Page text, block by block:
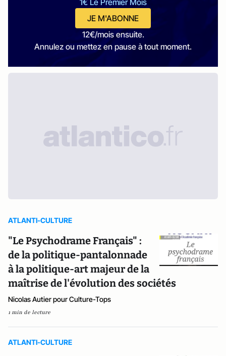
1€ Le Premier Mois
JE M'ABONNE
12€/mois ensuite.
Annulez ou mettez en pause à tout moment.
ATLANTI-CULTURE
"Le Psychodrame Français" :
de la politique-pantalonnade
à la politique-art majeur de la
maîtrise de l'évolution des sociétés
Nicolas Autier pour Culture-Tops
1 min de lecture
ATLANTI-CULTURE